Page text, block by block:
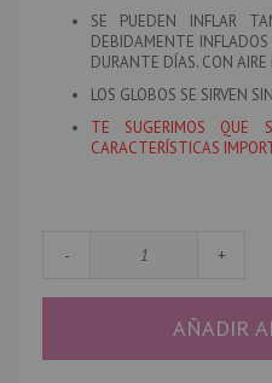
SE PUEDEN INFLAR
DEBIDAMENTE INFLADOS
DURANTE DÍAS. CON
LOS GLOBOS SE SIRVEN
TE SUGERIMOS QUE
CARACTERÍSTICAS
- +
AÑADIR